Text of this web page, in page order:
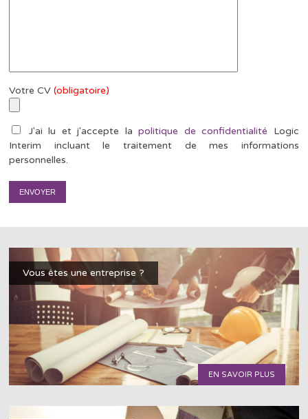
Votre CV(obligatoire)
J'ai lu et j'accepte lapolitique de confidentialité Logic
Interim incluant le traitement de mes informations
personnelles.
Vous êtes une entreprise ?
EN SAVOIR PLUS